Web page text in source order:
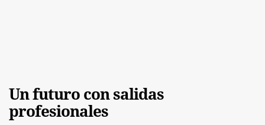
Un futuro con salidas
profesionales